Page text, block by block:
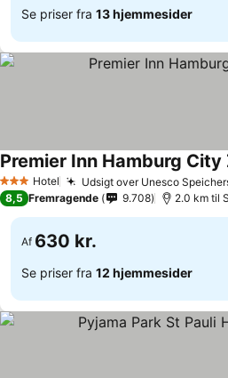
Se priser fra 13 hjemmesider
3 StjernerHotel Udsigt over Unesco
Premier Inn Hamburg City
8,5 Fremragende 9.708 2.0 km til
Af 630 kr.
Se priser fra 12 hjemmesider